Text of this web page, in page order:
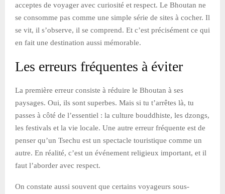
acceptes de voyager avec curiosité et respect. Le Bhoutan ne
se consomme pas comme une simple série de sites à cocher. Il
se vit, il s’observe, il se comprend. Et c’est précisément ce qui
en fait une destination aussi mémorable.
Les erreurs fréquentes à éviter
La première erreur consiste à réduire le Bhoutan à ses
paysages. Oui, ils sont superbes. Mais si tu t’arrêtes là, tu
passes à côté de l’essentiel : la culture bouddhiste, les dzongs,
les festivals et la vie locale. Une autre erreur fréquente est de
penser qu’un Tsechu est un spectacle touristique comme un
autre. En réalité, c’est un événement religieux important, et il
faut l’aborder avec respect.
On constate aussi souvent que certains voyageurs sous-